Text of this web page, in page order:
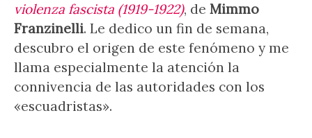
violenza fascista (1919-1922), de Mimmo
Franzinelli. Le dedico un fin de semana,
descubro el origen de este fenómeno y me
llama especialmente la atención la
connivencia de las autoridades con los
«escuadristas».